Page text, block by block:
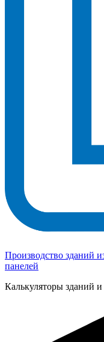
Производство зданий
панелей
Калькуляторы зданий